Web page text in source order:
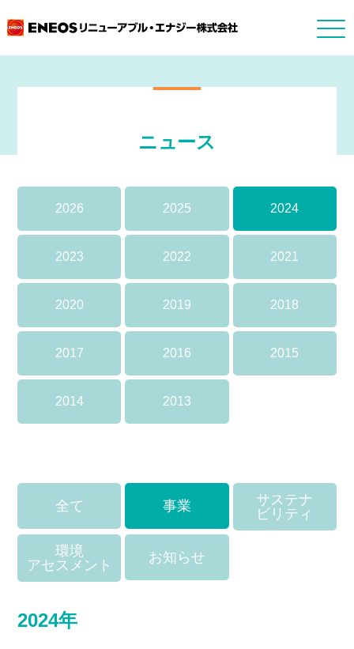
ニュース
2026 2025 2024
2023 2022 2021
2020 2019 2018
2017 2016 2015
2014 2013
全て 事業
サステナ
ビリティ
環境
アセスメント
お知らせ
2024年